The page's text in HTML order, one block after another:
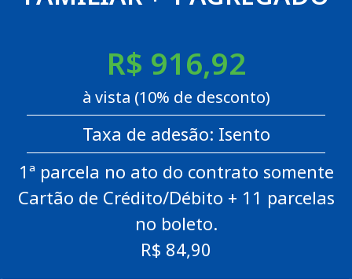
R$ 916,92
à vista (10% de desconto)
Taxa de adesão: Isento
1ª parcela no ato do contrato somente
Cartão de Crédito/Débito + 11 parcelas
no boleto.
R$ 84,90